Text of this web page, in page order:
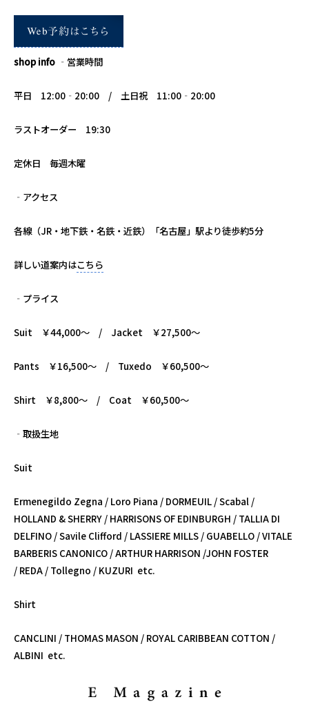
shop info ‐営業時間
平日 12:00‐20:00 / 土日祝 11:00‐20:00
ラストオーダー 19:30
定休日 毎週木曜
‐アクセス
各線（JR・地下鉄・名鉄・近鉄）「名古屋」駅より徒歩約5分
詳しい道案内はこちら
‐プライス
Suit ￥44,000～ / Jacket ￥27,500～
Pants ￥16,500～ / Tuxedo ￥60,500～
Shirt ￥8,800～ / Coat ￥60,500～
‐取扱生地
Suit
Ermenegildo Zegna / Loro Piana / DORMEUIL / Scabal /
HOLLAND & SHERRY / HARRISONS OF EDINBURGH / TALLIA DI
DELFINO / Savile Clifford / LASSIERE MILLS / GUABELLO / VITALE
BARBERIS CANONICO / ARTHUR HARRISON /JOHN FOSTER
/ REDA / Tollegno / KUZURI etc.
Shirt
CANCLINI / THOMAS MASON / ROYAL CARIBBEAN COTTON /
ALBINI etc.